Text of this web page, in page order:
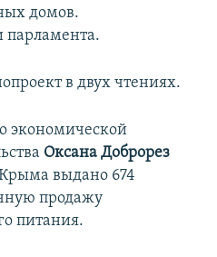
домов.
парламента.
в двух чтениях.
экономической
Оксана Доброрез
выдано 674
продажу
питания.